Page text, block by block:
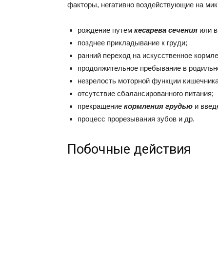
факторы, негативно воздействующие на
рождение путем кесарева сечения или
позднее прикладывание к груди;
ранний переход на искусственное
продолжительное пребывание в
незрелость моторной функции
отсутствие сбалансированного питания;
прекращение кормления грудью и
процесс прорезывания зубов и др.
Побочные действия